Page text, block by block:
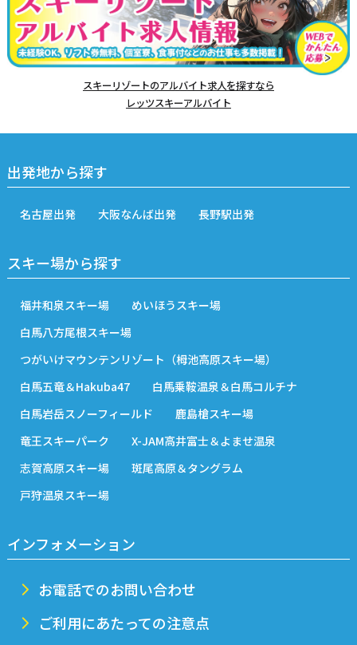
スキーリゾートのアルバイト求人を探すなら
レッツスキーアルバイト
出発地から探す
名古屋出発 大阪なんば出発 長野駅出発
スキー場から探す
福井和泉スキー場
めいほうスキー場
白馬八方尾根スキー場
つがいけマウンテンリゾート（栂池高原スキー場）
白馬五竜＆Hakuba47
白馬乗鞍温泉＆白馬コルチナ
白馬岩岳スノーフィールド
鹿島槍スキー場
竜王スキーパーク
X-JAM高井富士＆よませ温泉
志賀高原スキー場
斑尾高原＆タングラム
戸狩温泉スキー場
インフォメーション
お電話でのお問い合わせ
ご利用にあたっての注意点